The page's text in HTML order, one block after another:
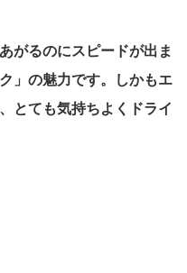
がるのにスピードが出ま
」の魅力です。しかもエ
とても気持ちよくドライ